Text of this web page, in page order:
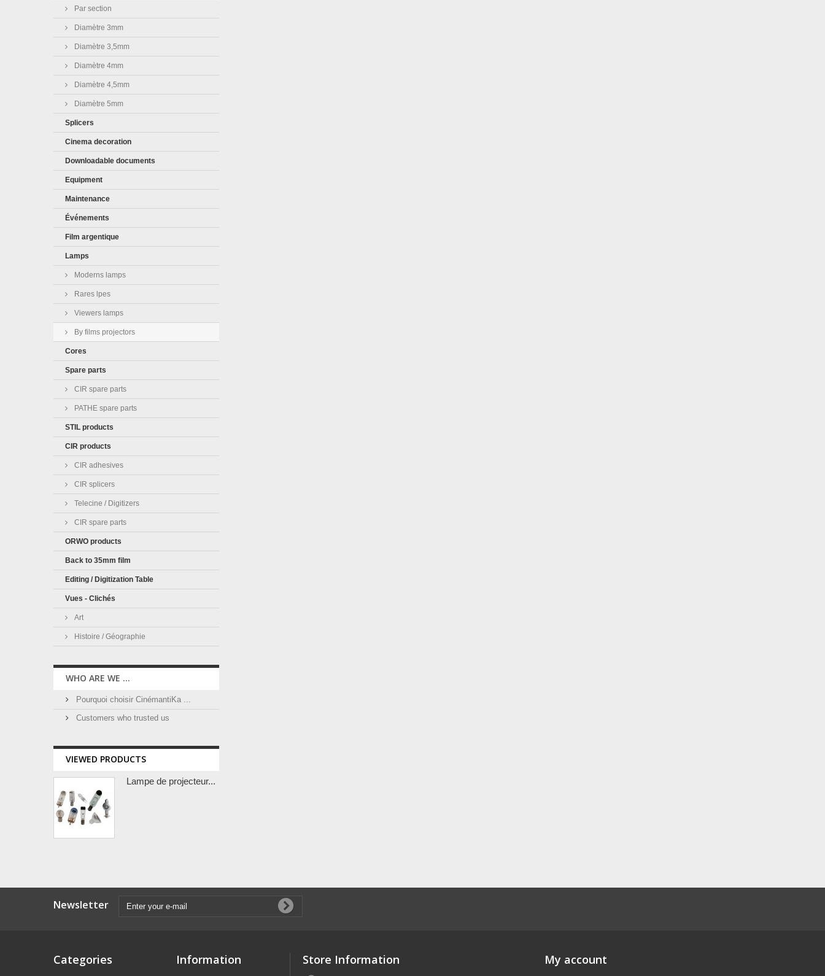
Par section
Diamètre 3mm
Diamètre 3,5mm
Diamètre 4mm
Diamètre 4,5mm
Diamètre 5mm
Splicers
Cinema decoration
Downloadable documents
Equipment
Maintenance
Événements
Film argentique
Lamps
Moderns lamps
Rares lpes
Viewers lamps
By films projectors
Cores
Spare parts
CIR spare parts
PATHE spare parts
STIL products
CIR products
CIR adhesives
CIR splicers
Telecine / Digitizers
CIR spare parts
ORWO products
Back to 35mm film
Editing / Digitization Table
Vues - Clichés
Art
Histoire / Géographie
WHO ARE WE ...
Pourquoi choisir CinémantiKa ...
Customers who trusted us
VIEWED PRODUCTS
Lampe de projecteur...
Newsletter
Categories Information Store Information My account